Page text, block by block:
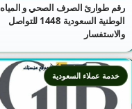
رقم طوارئ الصرف الصحي و المياه
الوطنية السعودية 1448 للتواصل
والاستفسار
خدمة عملاء السعودية